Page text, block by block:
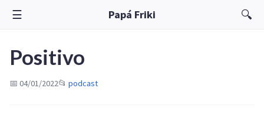
☰ Papá Friki 🔍
Positivo
📅 04/01/2022📂 podcast